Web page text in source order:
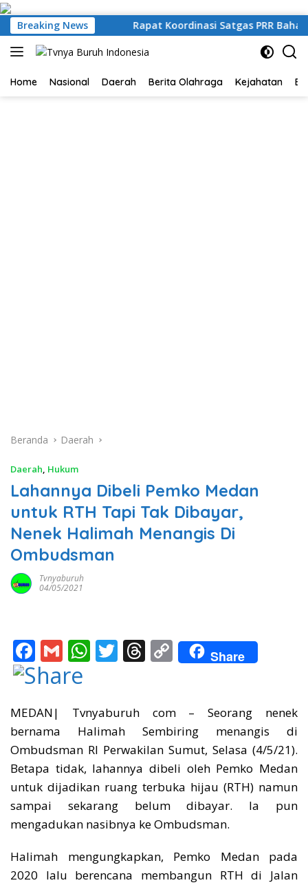
Langsung
ke
konten
Breaking News
Perak Rapat Koordinasi Satgas PRR Bahas
Home Nasional Daerah Berita Olahraga Kejahatan
Beranda Daerah
Daerah, Hukum
Lahannya Dibeli Pemko Medan
untuk RTH Tapi Tak Dibayar,
Nenek Halimah Menangis Di
Ombudsman
Tvnyaburuh
04/05/2021
F
ac
b
o
o
k
G
m
W
s
A
p
p
T
er
T
a
d
s
C
o
y
Li
n
k
Share
MEDAN| Tvnyaburuh com – Seorang nenek
bernama Halimah Sembiring menangis di
Ombudsman RI Perwakilan Sumut, Selasa (4/5/21).
Betapa tidak, lahannya dibeli oleh Pemko Medan
untuk dijadikan ruang terbuka hijau (RTH) namun
sampai sekarang belum dibayar. Ia pun
mengadukan nasibnya ke Ombudsman.
Halimah mengungkapkan, Pemko Medan pada
2020 lalu berencana membangun RTH di Jalan